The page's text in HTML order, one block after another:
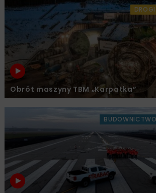
DROGI
Obrót maszyny TBM „Karpatka”
BUDOWNICTWO